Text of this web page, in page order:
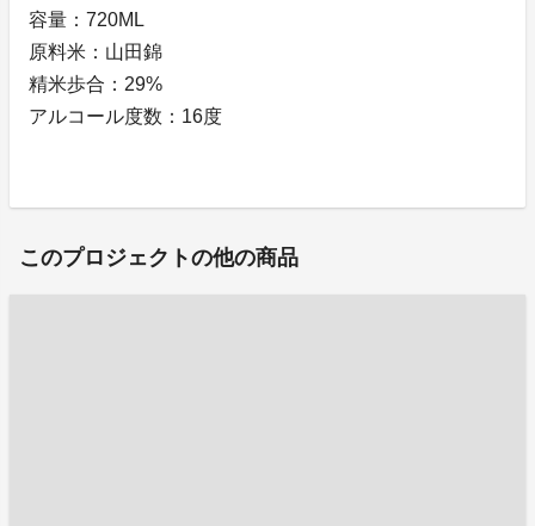
容量：720ML
原料米：山田錦
精米歩合：29%
アルコール度数：16度
このプロジェクトの他の商品